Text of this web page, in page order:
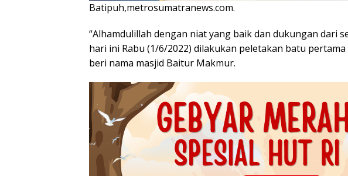
Batipuh,metrosumatranews.com.
“Alhamdulillah dengan niat yang baik dan dukungan dari
hari ini Rabu (1/6/2022) dilakukan peletakan batu
beri nama masjid Baitur Makmur.